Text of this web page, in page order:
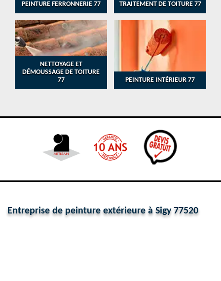
PEINTURE FERRONNERIE 77 TRAITEMENT DE TOITURE 77
NETTOYAGE ET
DÉMOUSSAGE DE TOITURE
77
PEINTURE INTÉRIEUR 77
Entreprise de peinture extérieure à Sigy 77520